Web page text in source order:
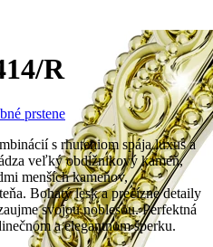
R
prstene
s rhuteniom spája luxus a
veľký obdĺžnikový kameň,
menších kameňov,
Bohatý lesk a precízne detaily
svojou noblesou. Perfektná
a elegantnom šperku.